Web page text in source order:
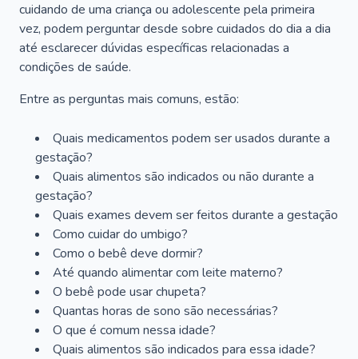
cuidando de uma criança ou adolescente pela primeira
vez, podem perguntar desde sobre cuidados do dia a dia
até esclarecer dúvidas específicas relacionadas a
condições de saúde.
Entre as perguntas mais comuns, estão:
Quais medicamentos podem ser usados durante a
gestação?
Quais alimentos são indicados ou não durante a
gestação?
Quais exames devem ser feitos durante a gestação
Como cuidar do umbigo?
Como o bebê deve dormir?
Até quando alimentar com leite materno?
O bebê pode usar chupeta?
Quantas horas de sono são necessárias?
O que é comum nessa idade?
Quais alimentos são indicados para essa idade?